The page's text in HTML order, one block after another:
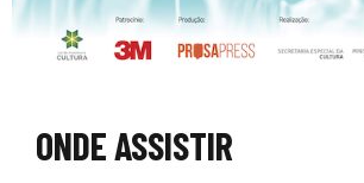
ONDE ASSISTIR